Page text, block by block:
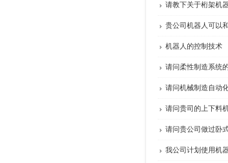
请教下关于桁架机
贵公司机器人可以
机器人的控制技术
请问柔性制造系统
请问机械制造自动
请问贵司的上下料
请问贵公司做过卧
我公司计划使用机